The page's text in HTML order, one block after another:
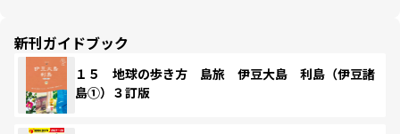
新刊ガイドブック
１５ 地球の歩き方 島旅 伊豆大島 利島（伊豆諸
島①）３訂版